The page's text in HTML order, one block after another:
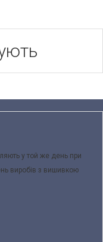
у той же день при
виробів з вишивкою